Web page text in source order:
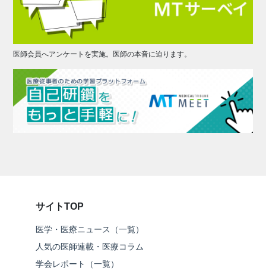
医師会員へアンケートを実施。医師の本音に迫ります。
サイトTOP
医学・医療ニュース（一覧）
人気の医師連載・医療コラム
学会レポート（一覧）